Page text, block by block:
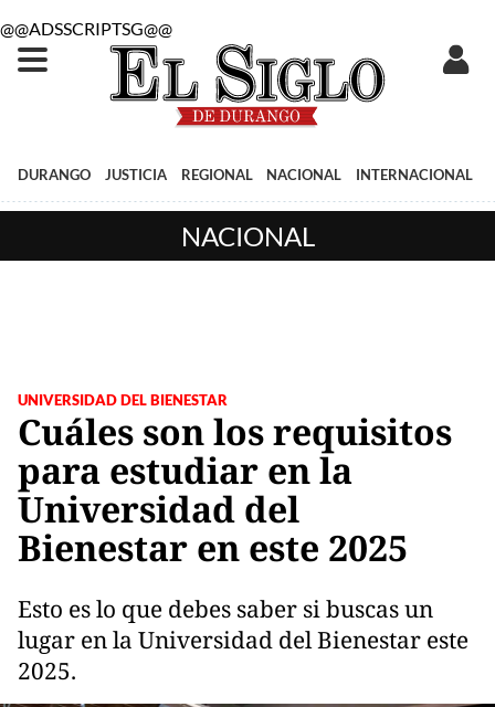
@@ADSSCRIPTSG@@
DURANGO JUSTICIA REGIONAL NACIONAL INTERNACIONAL
NACIONAL
UNIVERSIDAD DEL BIENESTAR
Cuáles son los requisitos
para estudiar en la
Universidad del
Bienestar en este 2025
Esto es lo que debes saber si buscas un
lugar en la Universidad del Bienestar este
2025.